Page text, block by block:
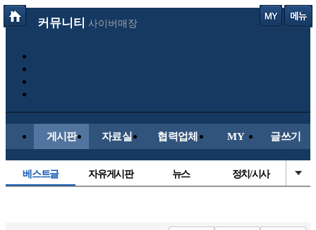
커뮤니티 사이버매장
게시판 자료실 협력업체 MY 글쓰기
베스트글 자유게시판 뉴스 정치/시사
해외축구
국내축구